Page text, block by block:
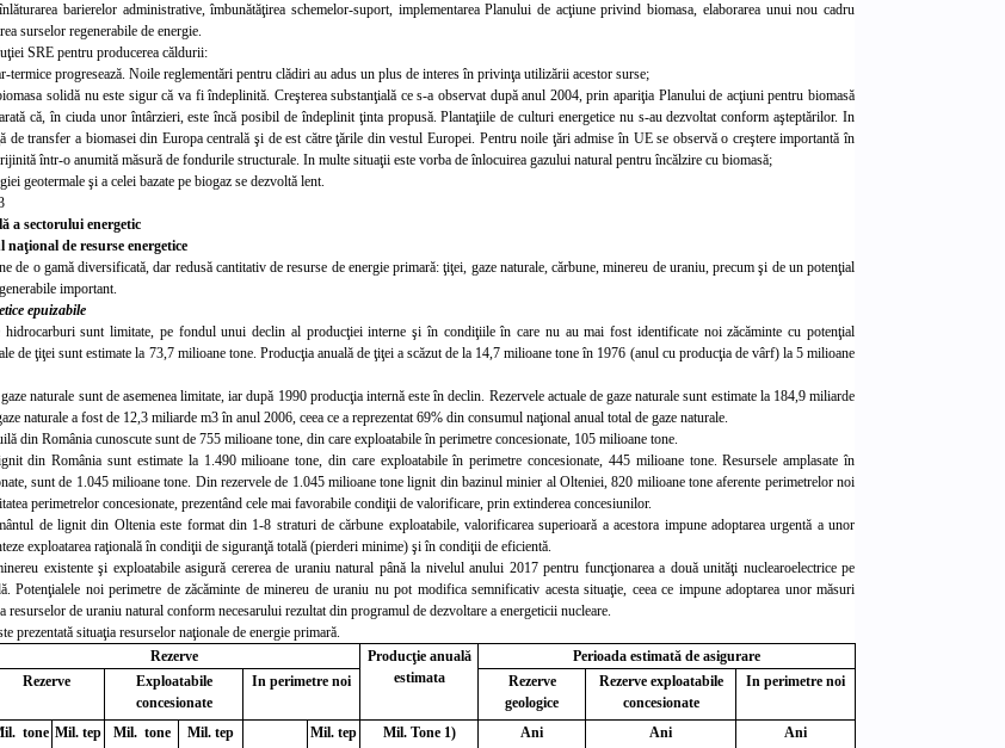
barierelor administrative, îmbunătăţirea schemelor-suport, implementarea Planului de acţiune privind biomasa, elaborarea unui nou cadru
surselor regenerabile de energie.
SRE pentru producerea căldurii:
termice progresează. Noile reglementări pentru clădiri au adus un plus de interes în privinţa utilizării acestor surse;
solidă nu este sigur că va fi îndeplinită. Creşterea substanţială ce s-a observat după anul 2004, prin apariţia Planului de acţiuni pentru biomasă
că, în ciuda unor întârzieri, este încă posibil de îndeplinit ţinta propusă. Plantaţiile de culturi energetice nu s-au dezvoltat conform aşteptărilor. In
de transfer a biomasei din Europa centrală şi de est către ţările din vestul Europei. Pentru noile ţări admise în UE se observă o creştere importantă în
într-o anumită măsură de fondurile structurale. In multe situaţii este vorba de înlocuirea gazului natural pentru încălzire cu biomasă;
geotermale şi a celei bazate pe biogaz se dezvoltă lent.
a sectorului energetic
naţional de resurse energetice
de o gamă diversificată, dar redusă cantitativ de resurse de energie primară: ţiţei, gaze naturale, cărbune, minereu de uraniu, precum şi de un potenţial
important.
epuizabile
hidrocarburi sunt limitate, pe fondul unui declin al producţiei interne şi în condiţiile în care nu au mai fost identificate noi zăcăminte cu potenţial
de ţiţei sunt estimate la 73,7 milioane tone. Producţia anuală de ţiţei a scăzut de la 14,7 milioane tone în 1976 (anul cu producţia de vârf) la 5 milioane
naturale sunt de asemenea limitate, iar după 1990 producţia internă este în declin. Rezervele actuale de gaze naturale sunt estimate la 184,9 miliarde
naturale a fost de 12,3 miliarde m3 în anul 2006, ceea ce a reprezentat 69% din consumul naţional anual total de gaze naturale.
din România cunoscute sunt de 755 milioane tone, din care exploatabile în perimetre concesionate, 105 milioane tone.
din România sunt estimate la 1.490 milioane tone, din care exploatabile în perimetre concesionate, 445 milioane tone. Resursele amplasate în
sunt de 1.045 milioane tone. Din rezervele de 1.045 milioane tone lignit din bazinul minier al Olteniei, 820 milioane tone aferente perimetrelor noi
perimetrelor concesionate, prezentând cele mai favorabile condiţii de valorificare, prin extinderea concesiunilor.
de lignit din Oltenia este format din 1-8 straturi de cărbune exploatabile, valorificarea superioară a acestora impune adoptarea urgentă a unor
exploatarea raţională în condiţii de siguranţă totală (pierderi minime) şi în condiţii de eficientă.
existente şi exploatabile asigură cererea de uraniu natural până la nivelul anului 2017 pentru funcţionarea a două unităţi nuclearoelectrice pe
Potenţialele noi perimetre de zăcăminte de minereu de uraniu nu pot modifica semnificativ acesta situaţie, ceea ce impune adoptarea unor măsuri
resurselor de uraniu natural conform necesarului rezultat din programul de dezvoltare a energeticii nucleare.
prezentată situaţia resurselor naţionale de energie primară.
Rezerve
Producţie anuală
estimata
Perioada estimată de asigurare
Rezerve
Exploatabile
concesionate
In perimetre noi
Rezerve
geologice
Rezerve exploatabile
concesionate
In perimetre noi
tone Mil. tep
Mil. tone
Mil. tep Mil. tep Mil. Tone 1) Ani Ani Ani